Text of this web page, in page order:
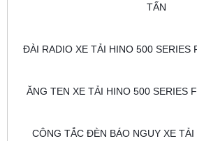
TẤN
ĐÀI RADIO XE TẢI HINO 500 SERIES
ĂNG TEN XE TẢI HINO 500 SERIES
CÔNG TẮC ĐÈN BÁO NGUY XE